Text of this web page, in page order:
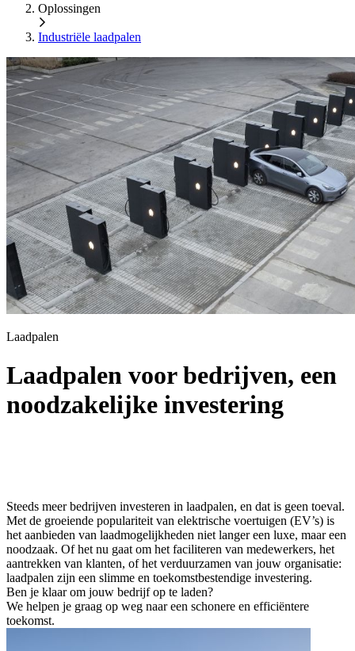
Oplossingen
Industriële laadpalen
Laadpalen
Laadpalen voor bedrijven, een
noodzakelijke investering
Steeds meer bedrijven investeren in laadpalen, en dat is geen toeval.
Met de groeiende populariteit van elektrische voertuigen (EV’s) is
het aanbieden van laadmogelijkheden niet langer een luxe, maar een
noodzaak. Of het nu gaat om het faciliteren van medewerkers, het
aantrekken van klanten, of het verduurzamen van jouw organisatie:
laadpalen zijn een slimme en toekomstbestendige investering.
Ben je klaar om jouw bedrijf op te laden?
We helpen je graag op weg naar een schonere en efficiëntere
toekomst.